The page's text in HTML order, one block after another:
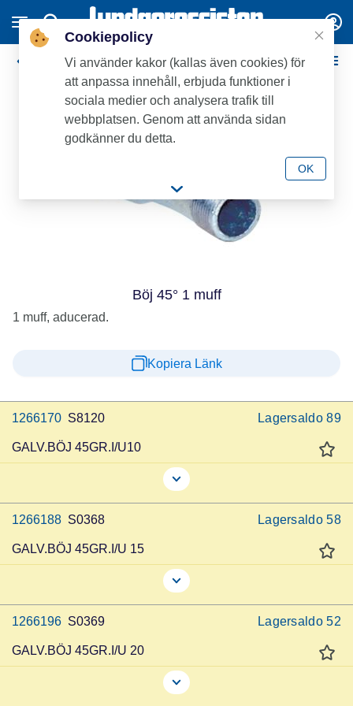
Aducerade
Böj 45° 1 muff
1 muff, aducerad.
Kopiera Länk
1266170 S8120 Lagersaldo 89
GALV.BÖJ 45GR.I/U10
1266188 S0368 Lagersaldo 58
GALV.BÖJ 45GR.I/U 15
1266196 S0369 Lagersaldo 52
GALV.BÖJ 45GR.I/U 20
Cookiepolicy
Vi använder kakor (kallas även cookies) för
att anpassa innehåll, erbjuda funktioner i
sociala medier och analysera trafik till
webbplatsen. Genom att använda sidan
godkänner du detta.
OK